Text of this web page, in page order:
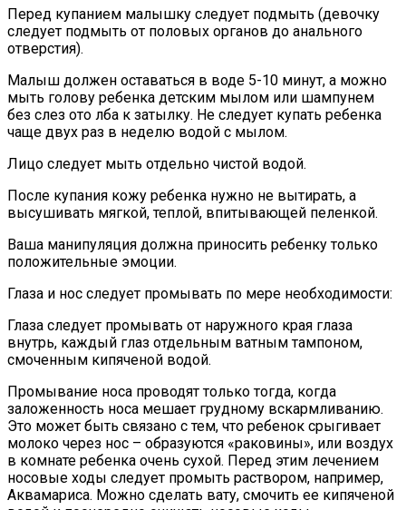
Перед купанием малышку следует подмыть (девочку
следует подмыть от половых органов до анального
отверстия).
Малыш должен оставаться в воде 5-10 минут, а можно
мыть голову ребенка детским мылом или шампунем
без слез ото лба к затылку. Не следует купать ребенка
чаще двух раз в неделю водой с мылом.
Лицо следует мыть отдельно чистой водой.
После купания кожу ребенка нужно не вытирать, а
высушивать мягкой, теплой, впитывающей пеленкой.
Ваша манипуляция должна приносить ребенку только
положительные эмоции.
Глаза и нос следует промывать по мере необходимости:
Глаза следует промывать от наружного края глаза
внутрь, каждый глаз отдельным ватным тампоном,
смоченным кипяченой водой.
Промывание носа проводят только тогда, когда
заложенность носа мешает грудному вскармливанию.
Это может быть связано с тем, что ребенок срыгивает
молоко через нос – образуются «раковины», или воздух
в комнате ребенка очень сухой. Перед этим лечением
носовые ходы следует промыть раствором, например,
Аквамариса. Можно сделать вату, смочить ее кипяченой